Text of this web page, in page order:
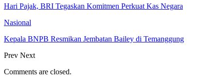
Hari Pajak, BRI Tegaskan Komitmen Perkuat Kas Negara
Nasional
Kepala BNPB Resmikan Jembatan Bailey di Temanggung
Prev Next
Comments are closed.